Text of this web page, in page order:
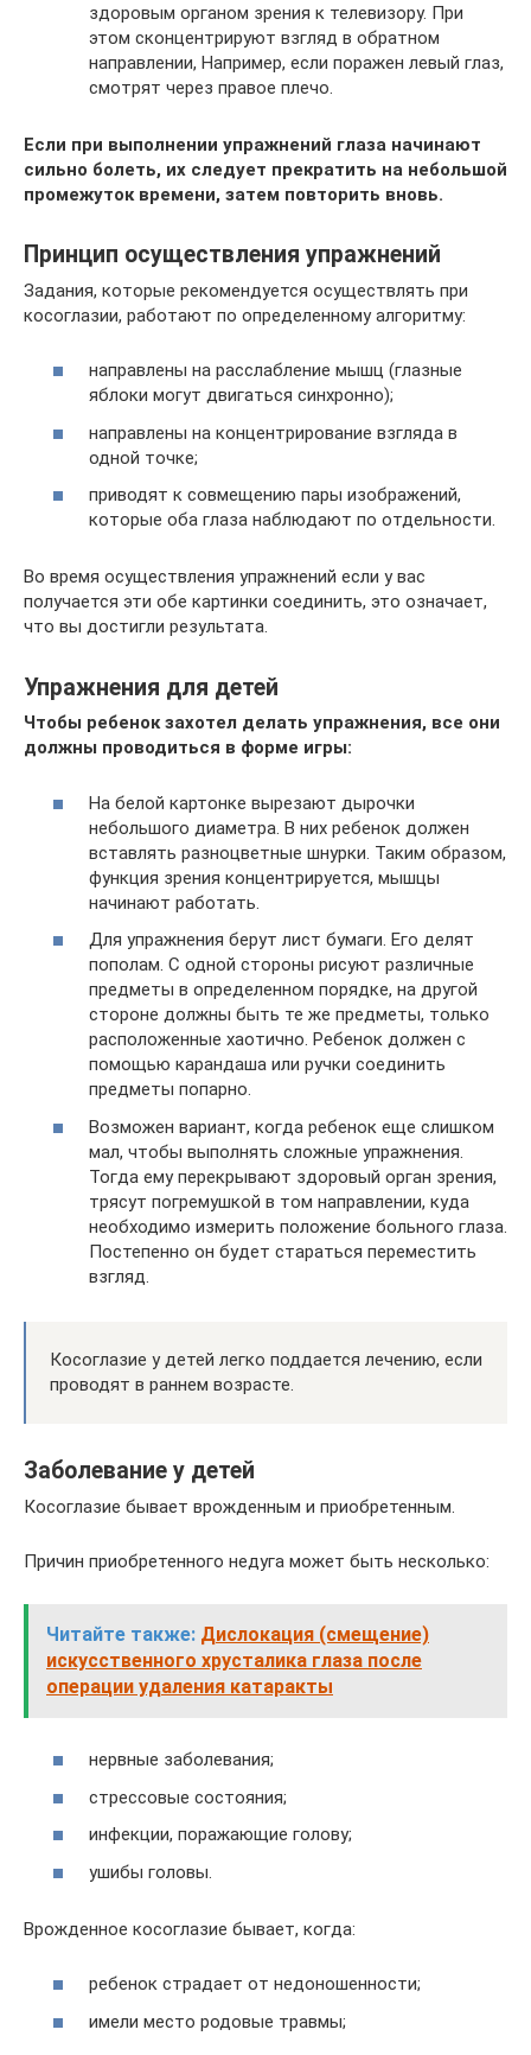
здоровым органом зрения к телевизору. При
этом сконцентрируют взгляд в обратном
направлении, Например, если поражен левый глаз,
смотрят через правое плечо.
Если при выполнении упражнений глаза начинают
сильно болеть, их следует прекратить на небольшой
промежуток времени, затем повторить вновь.
Принцип осуществления упражнений
Задания, которые рекомендуется осуществлять при
косоглазии, работают по определенному алгоритму:
направлены на расслабление мышц (глазные
яблоки могут двигаться синхронно);
направлены на концентрирование взгляда в
одной точке;
приводят к совмещению пары изображений,
которые оба глаза наблюдают по отдельности.
Во время осуществления упражнений если у вас
получается эти обе картинки соединить, это означает,
что вы достигли результата.
Упражнения для детей
Чтобы ребенок захотел делать упражнения, все они
должны проводиться в форме игры:
На белой картонке вырезают дырочки
небольшого диаметра. В них ребенок должен
вставлять разноцветные шнурки. Таким образом,
функция зрения концентрируется, мышцы
начинают работать.
Для упражнения берут лист бумаги. Его делят
пополам. С одной стороны рисуют различные
предметы в определенном порядке, на другой
стороне должны быть те же предметы, только
расположенные хаотично. Ребенок должен с
помощью карандаша или ручки соединить
предметы попарно.
Возможен вариант, когда ребенок еще слишком
мал, чтобы выполнять сложные упражнения.
Тогда ему перекрывают здоровый орган зрения,
трясут погремушкой в том направлении, куда
необходимо измерить положение больного глаза.
Постепенно он будет стараться переместить
взгляд.
Косоглазие у детей легко поддается лечению, если
проводят в раннем возрасте.
Заболевание у детей
Косоглазие бывает врожденным и приобретенным.
Причин приобретенного недуга может быть несколько:
Читайте также: Дислокация (смещение)
искусственного хрусталика глаза после
операции удаления катаракты
нервные заболевания;
стрессовые состояния;
инфекции, поражающие голову;
ушибы головы.
Врожденное косоглазие бывает, когда:
ребенок страдает от недоношенности;
имели место родовые травмы;